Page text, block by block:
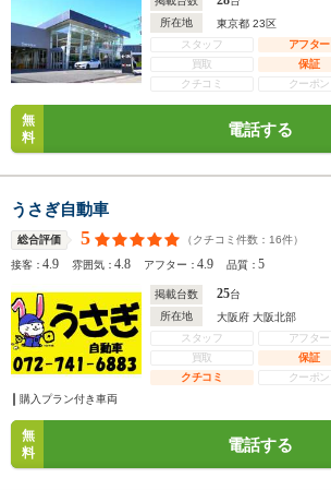
所在地
東京都 23区
スタッフ
アフター
買取
保証
クチコミ
クーポン
無
料
電話する
うさぎ自動車
総合評価 5 （クチコミ件数： 16件）
接客：4.9 雰囲気：4.8 アフター：4.9 品質：5
掲載台数 25台
所在地
大阪府 大阪北部
スタッフ
アフター
買取
保証
クチコミ
クーポン
購入プラン付き車両
無
料
電話する